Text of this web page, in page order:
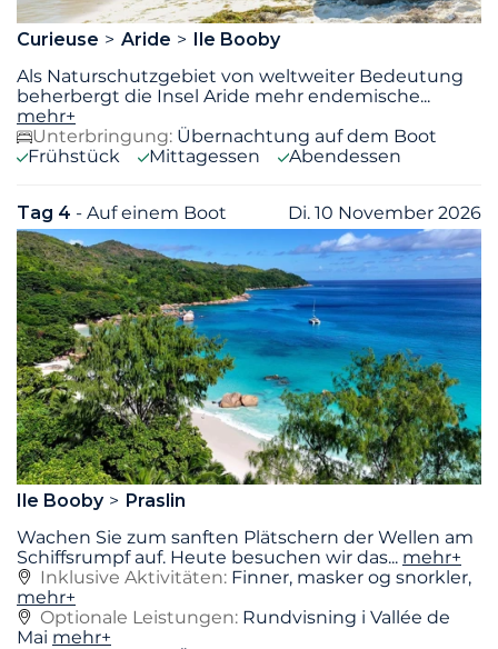
Curieuse Aride
Ile Booby
Als Naturschutzgebiet von weltweiter Bedeutung
beherbergt die Insel Aride mehr endemische...
mehr+
Unterbringung: Übernachtung auf dem Boot
Frühstück
Mittagessen Abendessen
Tag 4 - Auf einem Boot Di. 10 November 2026
Ile Booby
Praslin
Wachen Sie zum sanften Plätschern der Wellen am
Schiffsrumpf auf. Heute besuchen wir das... mehr+
Inklusive Aktivitäten: Finner, masker og snorkler,
mehr+
Optionale Leistungen: Rundvisning i Vallée de
Mai mehr+